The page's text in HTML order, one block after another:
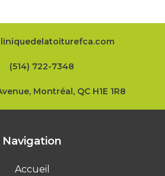
(514) 722-7348
Montréal, QC H1E 1R8
Navigation
Accueil